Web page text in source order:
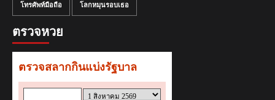
โทรศัพท์มือถือ โลกหมุนรอบเธอ
ตรวจหวย